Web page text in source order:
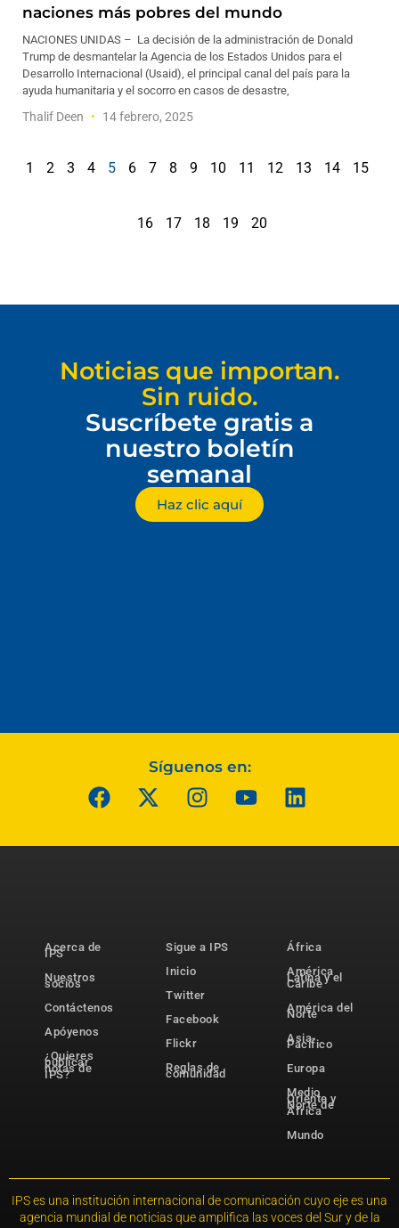
naciones más pobres del mundo
NACIONES UNIDAS – La decisión de la administración de Donald
Trump de desmantelar la Agencia de los Estados Unidos para el
Desarrollo Internacional (Usaid), el principal canal del país para la
ayuda humanitaria y el socorro en casos de desastre,
Thalif Deen 14 febrero, 2025
1 2 3 4 5 6 7 8 9 10 11 12 13 14 15
16 17 18 19 20
Noticias que importan.
Sin ruido.
Suscríbete gratis a
nuestro boletín
semanal
Haz clic aquí
Síguenos en:
Acerca de
IPS
Nuestros
socios
Contáctenos
Apóyenos
¿Quieres
publicar
notas de
IPS?
Sigue a IPS
Inicio
Twitter
Facebook
Flickr
Reglas de
comunidad
África
América
Latina y el
Caribe
América del
Norte
Asia-
Pacífico
Europa
Medio
Oriente y
Norte de
África
Mundo
IPS es una institución internacional de comunicación cuyo eje es una
agencia mundial de noticias que amplifica las voces del Sur y de la